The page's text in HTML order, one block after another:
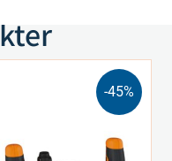
-45%